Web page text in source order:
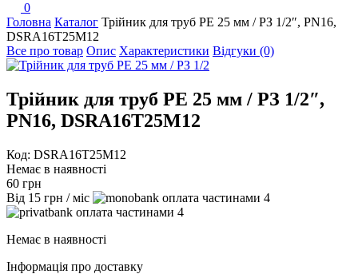
0
Головна Каталог Трійник для труб PE 25 мм / РЗ 1/2″, PN16,
DSRA16T25M12
Все про товар Опис Характеристики Відгуки (0)
Трійник для труб PE 25 мм / РЗ 1/2″,
PN16, DSRA16T25M12
Код: DSRA16T25M12
Немає в наявності
60 грн
Від 15 грн / міс
4
4
Немає в наявності
Інформація про доставку